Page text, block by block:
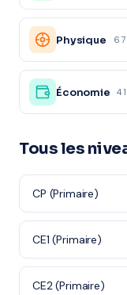
Physique 6
Économie 4
Tous les
CP (Primaire)
CE1 (Primaire)
CE2 (Primaire)